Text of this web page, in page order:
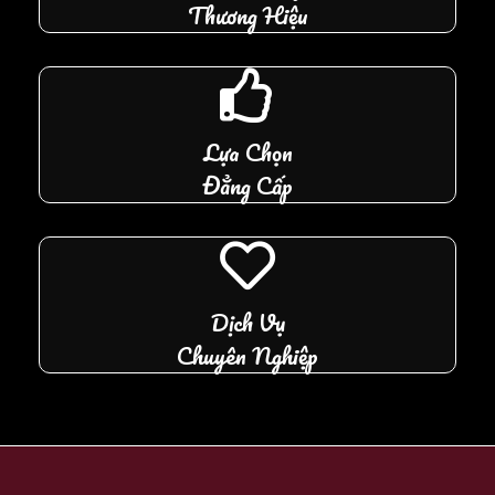
Thương Hiệu
Lựa Chọn
Đẳng Cấp
Dịch Vụ
Chuyên Nghiệp